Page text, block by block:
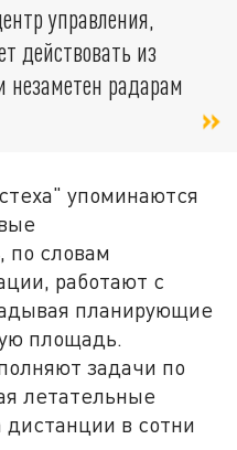
управления,
действовать из
радарам
упоминаются
по словам
работают с
планирующие
площадь.
задачи по
летательные
в сотни